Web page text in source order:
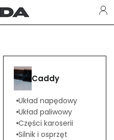
Caddy
Układ napędowy
Układ paliwowy
Części karoserii
Silnik i osprzęt